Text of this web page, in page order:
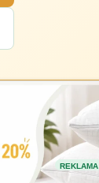
REKLAMA